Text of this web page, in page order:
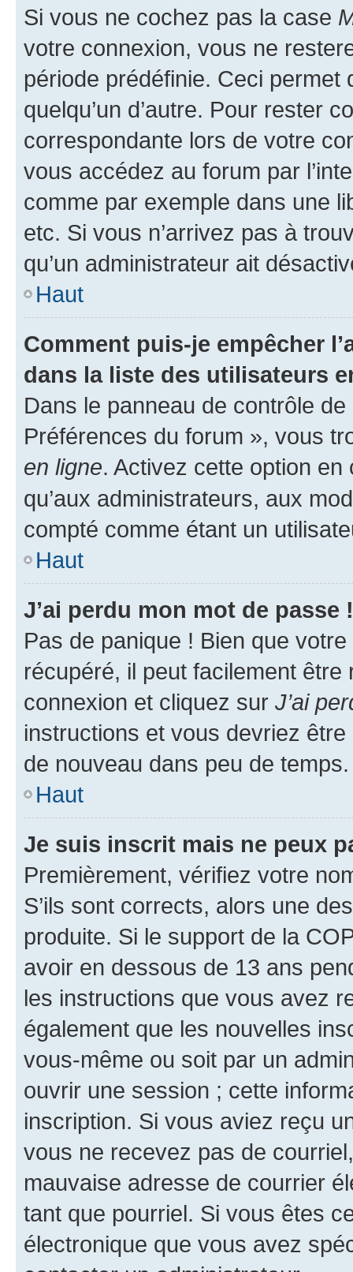
Si vous ne cochez pas la case
votre connexion, vous ne
période prédéfinie. Ceci permet
quelqu’un d’autre. Pour rester
correspondante lors de votre
vous accédez au forum par
comme par exemple dans une
etc. Si vous n’arrivez pas à
qu’un administrateur ait
Haut
Comment puis-je empêcher
dans la liste des utilisateurs
Dans le panneau de contrôle
Préférences du forum », vous
en ligne. Activez cette option
qu’aux administrateurs, aux
compté comme étant un
Haut
J’ai perdu mon mot de passe !
Pas de panique ! Bien que
récupéré, il peut facilement
connexion et cliquez sur J’ai
instructions et vous devriez
de nouveau dans peu de temps.
Haut
Je suis inscrit mais ne peux
Premièrement, vérifiez votre
S’ils sont corrects, alors une
produite. Si le support de la
avoir en dessous de 13 ans
les instructions que vous avez
également que les nouvelles
vous-même ou soit par un
ouvrir une session ; cette
inscription. Si vous aviez reçu
vous ne recevez pas de
mauvaise adresse de courrier
tant que pourriel. Si vous êtes
électronique que vous avez